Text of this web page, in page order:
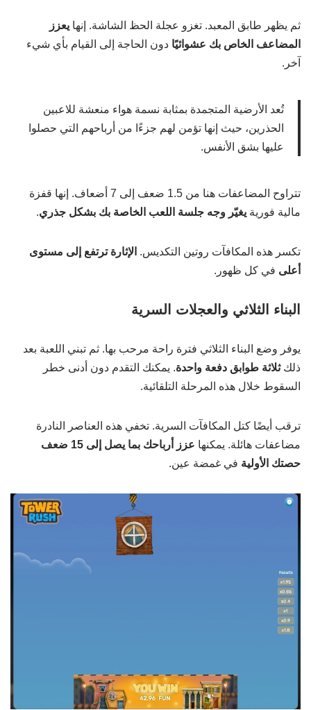
ثم يظهر طابق المعبد. تغزو عجلة الحظ الشاشة. إنها يعزز
المضاعف الخاص بك عشوائيًا دون الحاجة إلى القيام بأي شيء
آخر.
تُعد الأرضية المتجمدة بمثابة نسمة هواء منعشة للاعبين
الحذرين، حيث إنها تؤمن لهم جزءًا من أرباحهم التي حصلوا
عليها بشق الأنفس.
تتراوح المضاعفات هنا من 1.5 ضعف إلى 7 أضعاف. إنها قفزة
مالية فورية يغيّر وجه جلسة اللعب الخاصة بك بشكل جذري.
تكسر هذه المكافآت روتين التكديس. الإثارة ترتفع إلى مستوى
أعلى في كل ظهور.
البناء الثلاثي والعجلات السرية
يوفر وضع البناء الثلاثي فترة راحة مرحب بها. ثم تبني اللعبة بعد
ذلكثلاثة طوابق دفعة واحدة. يمكنك التقدم دون أدنى خطر
السقوط خلال هذه المرحلة التلقائية.
ترقب أيضًا كتل المكافآت السرية. تخفي هذه العناصر النادرة
مضاعفات هائلة. يمكنها
عزز أرباحك بما يصل إلى 15 ضعف
حصتك الأولية في غمضة عين.